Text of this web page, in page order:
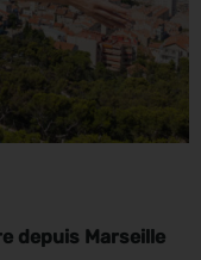
depuis Marseille